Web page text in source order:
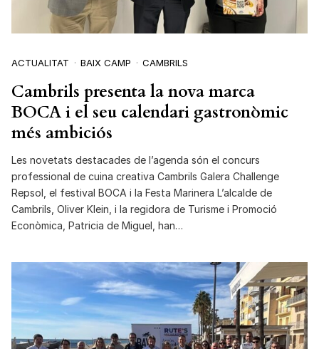
ACTUALITAT BAIX CAMP CAMBRILS
Cambrils presenta la nova marca
BOCA i el seu calendari gastronòmic
més ambiciós
Les novetats destacades de l’agenda són el concurs
professional de cuina creativa Cambrils Galera Challenge
Repsol, el festival BOCA i la Festa Marinera L’alcalde de
Cambrils, Oliver Klein, i la regidora de Turisme i Promoció
Econòmica, Patricia de Miguel, han…